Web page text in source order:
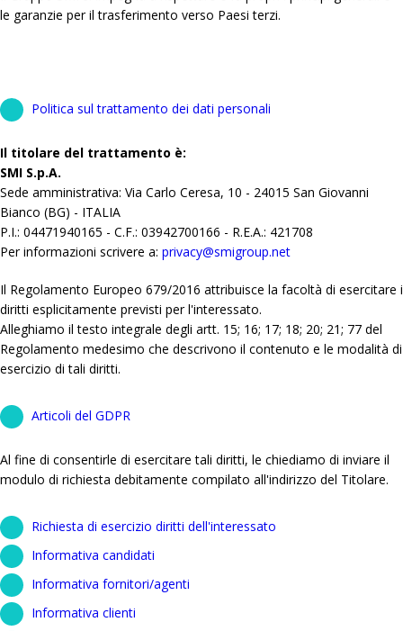
le garanzie per il trasferimento verso Paesi terzi.
Politica sul trattamento dei dati personali
Il titolare del trattamento è:
SMI S.p.A.
Sede amministrativa: Via Carlo Ceresa, 10 - 24015 San Giovanni
Bianco (BG) - ITALIA
P.I.: 04471940165 - C.F.: 03942700166 - R.E.A.: 421708
Per informazioni scrivere a: privacy@smigroup.net
Il Regolamento Europeo 679/2016 attribuisce la facoltà di esercitare i
diritti esplicitamente previsti per l'interessato.
Alleghiamo il testo integrale degli artt. 15; 16; 17; 18; 20; 21; 77 del
Regolamento medesimo che descrivono il contenuto e le modalità di
esercizio di tali diritti.
Articoli del GDPR
Al fine di consentirle di esercitare tali diritti, le chiediamo di inviare il
modulo di richiesta debitamente compilato all'indirizzo del Titolare.
Richiesta di esercizio diritti dell'interessato
Informativa candidati
Informativa fornitori/agenti
Informativa clienti